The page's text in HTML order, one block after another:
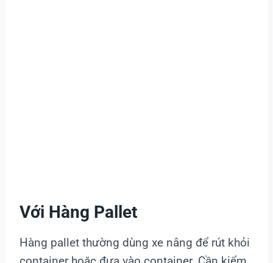
Với Hàng Pallet
Hàng pallet thường dùng xe nâng để rút khỏi